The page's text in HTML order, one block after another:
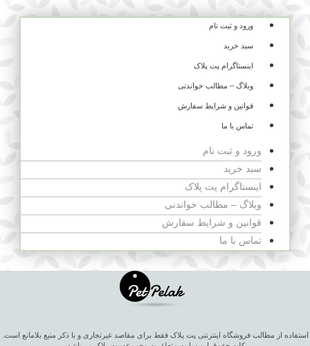
ورود و ثبت نام
سبد خرید
اینستاگرام پت پلاک
وبلاگ – مطالب خواندنی
قوانین و شرایط سفارش
تماس با ما
ورود و ثبت نام
سبد خرید
اینستاگرام پت پلاک
وبلاگ – مطالب خواندنی
قوانین و شرایط سفارش
تماس با ما
استفاده از مطالب فروشگاه اینترنتی پت پلاک فقط برای مقاصد غیرتجاری و با ذکر منبع بلامانع است.